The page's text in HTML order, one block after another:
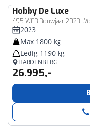
Hobby De Luxe
495 WFB Bouwjaar 2023,
2023
Max 1800 kg
Ledig 1190 kg
HARDENBERG
26.995,-